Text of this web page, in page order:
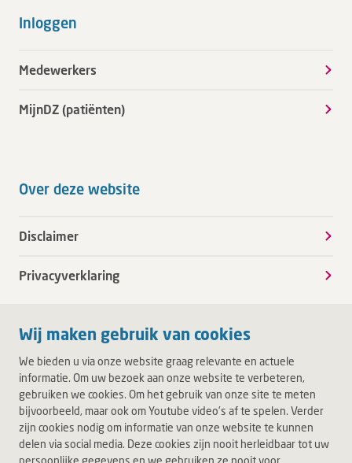
Wij maken gebruik van cookies
We bieden u via onze website graag relevante en actuele
informatie. Om uw bezoek aan onze website te verbeteren,
gebruiken we cookies. Om het gebruik van onze site te meten
bijvoorbeeld, maar ook om Youtube video's af te spelen. Verder
zijn cookies nodig om informatie van onze website te kunnen
delen via social media. Deze cookies zijn nooit herleidbaar tot uw
persoonlijke gegevens en we gebruiken ze nooit voor
Inloggen
Medewerkers
MijnDZ (patiënten)
Over deze website
Disclaimer
Privacyverklaring